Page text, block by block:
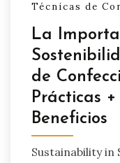
Técnicas de
La
de
Prácticas
Beneficios
Sustainability in